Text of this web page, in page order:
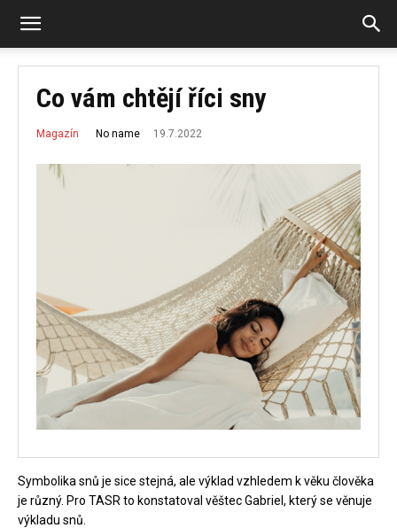
Co vám chtějí říci sny
Magazín No name 19.7.2022
Symbolika snů je sice stejná, ale výklad vzhledem k věku člověka
je různý. Pro TASR to konstatoval věštec Gabriel, který se věnuje
výkladu snů.